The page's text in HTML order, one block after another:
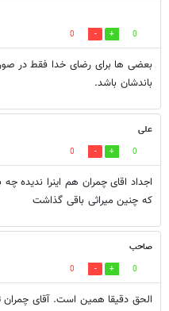
0
0
بعضی ها برای رضای خدا فقط در
باندشان باشد.
علی
0
0
اجداد اقای چمران هم اینرا ندیده
که چنین میراثی باقی گذاشت
صاحب
0
0
الحق دقیقا همین است. آقای چمران